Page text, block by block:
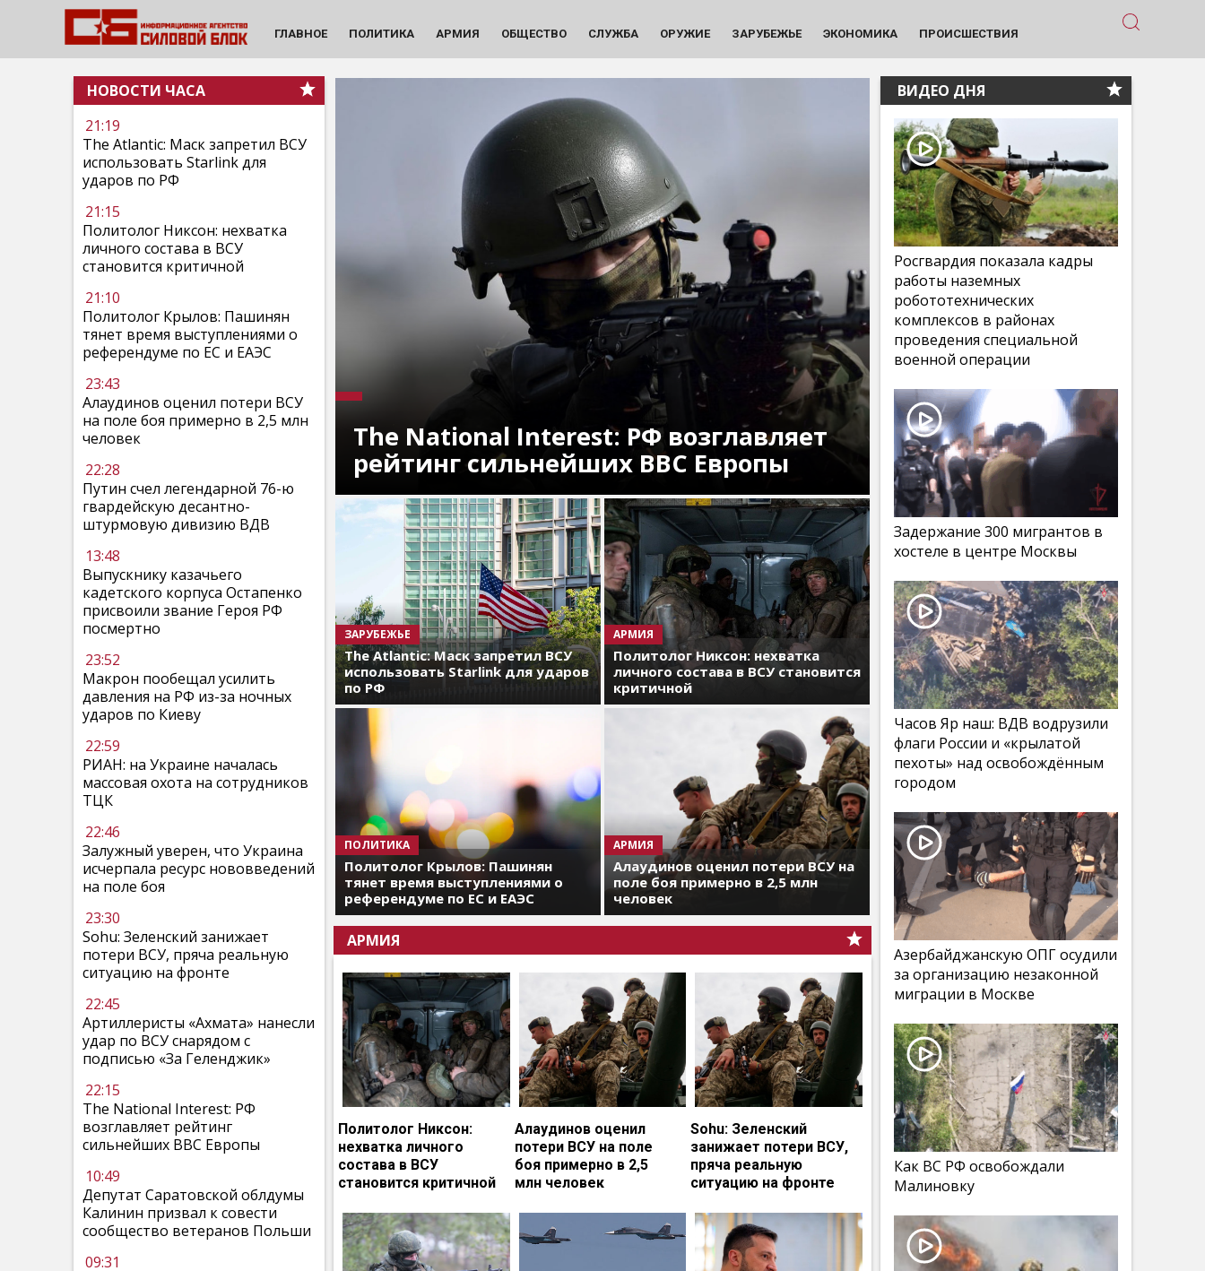
ГЛАВНОЕ ПОЛИТИКА АРМИЯ ОБЩЕСТВО СЛУЖБА ОРУЖИЕ ЗАРУБЕЖЬЕ ЭКОНОМИКА ПРОИСШЕСТВИЯ
НОВОСТИ ЧАСА
21:19
The Atlantic: Маск запретил ВСУ
использовать Starlink для
ударов по РФ
21:15
Политолог Никсон: нехватка
личного состава в ВСУ
становится критичной
21:10
Политолог Крылов: Пашинян
тянет время выступлениями о
референдуме по ЕС и ЕАЭС
23:43
Алаудинов оценил потери ВСУ
на поле боя примерно в 2,5 млн
человек
22:28
Путин счел легендарной 76-ю
гвардейскую десантно-
штурмовую дивизию ВДВ
13:48
Выпускнику казачьего
кадетского корпуса Остапенко
присвоили звание Героя РФ
посмертно
23:52
Макрон пообещал усилить
давления на РФ из-за ночных
ударов по Киеву
22:59
РИАН: на Украине началась
массовая охота на сотрудников
ТЦК
22:46
Залужный уверен, что Украина
исчерпала ресурс нововведений
на поле боя
23:30
Sohu: Зеленский занижает
потери ВСУ, пряча реальную
ситуацию на фронте
22:45
Артиллеристы «Ахмата» нанесли
удар по ВСУ снарядом с
подписью «За Геленджик»
22:15
The National Interest: РФ
возглавляет рейтинг
сильнейших ВВС Европы
10:49
Депутат Саратовской облдумы
Калинин призвал к совести
сообщество ветеранов Польши
09:31
The National Interest: РФ возглавляет
рейтинг сильнейших ВВС Европы
ЗАРУБЕЖЬЕ
The Atlantic: Маск запретил ВСУ
использовать Starlink для ударов
по РФ
АРМИЯ
Политолог Никсон: нехватка
личного состава в ВСУ становится
критичной
ПОЛИТИКА
Политолог Крылов: Пашинян
тянет время выступлениями о
референдуме по ЕС и ЕАЭС
АРМИЯ
Алаудинов оценил потери ВСУ на
поле боя примерно в 2,5 млн
человек
АРМИЯ
Политолог Никсон:
нехватка личного
состава в ВСУ
становится критичной
Алаудинов оценил
потери ВСУ на поле
боя примерно в 2,5
млн человек
Sohu: Зеленский
занижает потери ВСУ,
пряча реальную
ситуацию на фронте
ВИДЕО ДНЯ
Росгвардия показала кадры
работы наземных
робототехнических
комплексов в районах
проведения специальной
военной операции
Задержание 300 мигрантов в
хостеле в центре Москвы
Часов Яр наш: ВДВ водрузили
флаги России и «крылатой
пехоты» над освобождённым
городом
Азербайджанскую ОПГ осудили
за организацию незаконной
миграции в Москве
Как ВС РФ освобождали
Малиновку